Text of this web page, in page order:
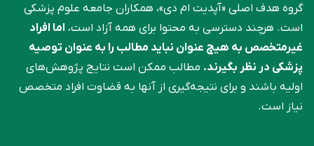
گروه هدف اصلی «آپدیت ام دی»، همکاران جامعه علوم ‌پزشکی
است. هرچند دسترسی به محتوا برای همه آزاد است، اما افراد
غیرمتخصص به هیچ عنوان نباید مطالب را به عنوان توصیه
پزشکی در نظر بگیرند. مطالب ممکن است نتایج پژوهش‌های
اولیه باشند و برای نتیجه‌گیری از آنها به قضاوت افراد متخصص
نیاز است.